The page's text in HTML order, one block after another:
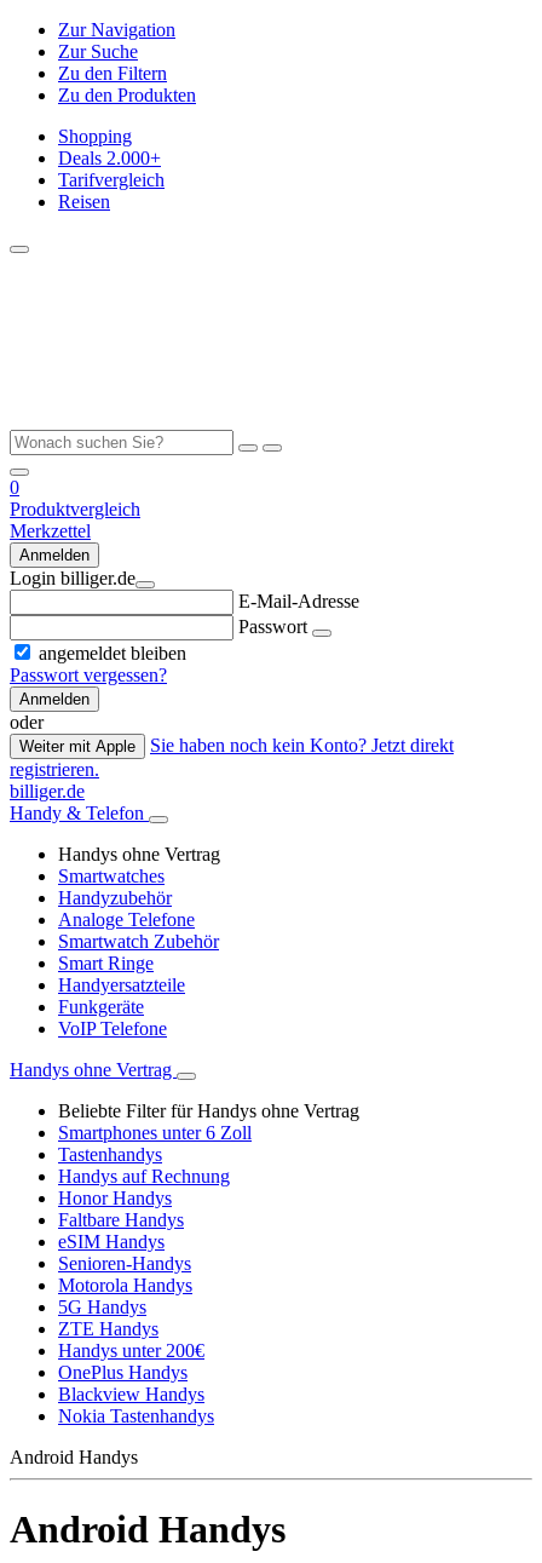
Zur Navigation
Zur Suche
Zu den Filtern
Zu den Produkten
Shopping
Deals 2.000+
Tarifvergleich
Reisen
0
Produktvergleich
Merkzettel
Anmelden
Login billiger.de
E-Mail-Adresse
Passwort
angemeldet bleiben
Passwort vergessen?
Anmelden
oder
Weiter mit Apple
Sie haben noch kein Konto? Jetzt direkt
registrieren.
billiger.de
Handy & Telefon
Handys ohne Vertrag
Smartwatches
Handyzubehör
Analoge Telefone
Smartwatch Zubehör
Smart Ringe
Handyersatzteile
Funkgeräte
VoIP Telefone
Handys ohne Vertrag
Beliebte Filter für Handys ohne Vertrag
Smartphones unter 6 Zoll
Tastenhandys
Handys auf Rechnung
Honor Handys
Faltbare Handys
eSIM Handys
Senioren-Handys
Motorola Handys
5G Handys
ZTE Handys
Handys unter 200€
OnePlus Handys
Blackview Handys
Nokia Tastenhandys
Android Handys
Android Handys